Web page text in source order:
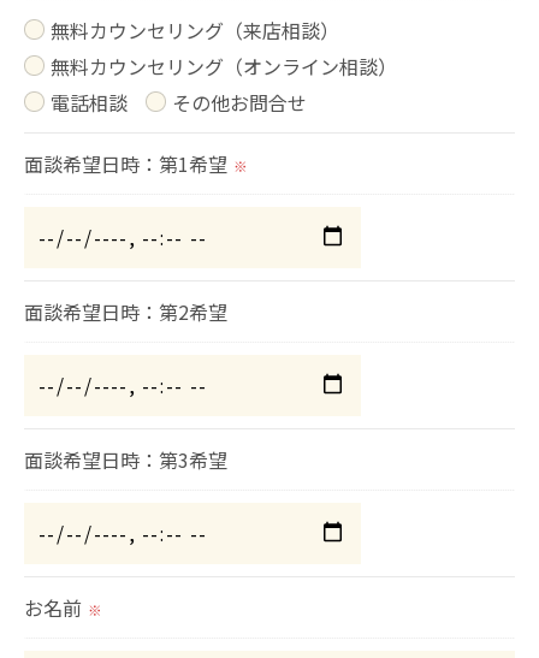
ません。
＜個人情報の委託について＞
個人情報を外部に委託する場合があります。
置をとり、適切な監督を行います。
＜個人情報の安全管理＞
切に安全管理対策を実施します。
＜個人情報を与えなかった場合に生じる結果＞
のサービスをご提供できない場合がございますので
無料カウンセリング（来店相談）
無料カウンセリング（オンライン相談）
電話相談
その他お問合せ
面談希望日時：第1希望 ※
面談希望日時：第2希望
面談希望日時：第3希望
お名前 ※